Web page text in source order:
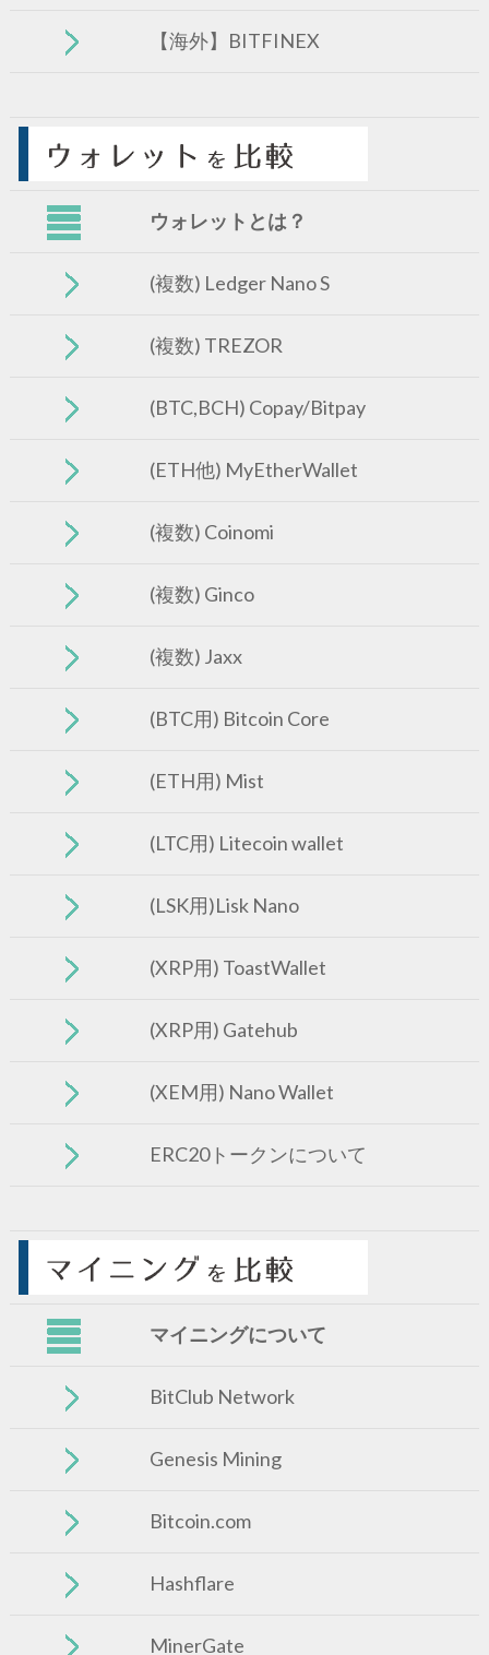
【海外】BITFINEX
ウォレットとは？
(複数) Ledger Nano S
(複数) TREZOR
(BTC,BCH) Copay/Bitpay
(ETH他) MyEtherWallet
(複数) Coinomi
(複数) Ginco
(複数) Jaxx
(BTC用) Bitcoin Core
(ETH用) Mist
(LTC用) Litecoin wallet
(LSK用)Lisk Nano
(XRP用) ToastWallet
(XRP用) Gatehub
(XEM用) Nano Wallet
ERC20トークンについて
マイニングについて
BitClub Network
Genesis Mining
Bitcoin.com
Hashflare
MinerGate